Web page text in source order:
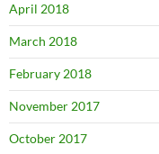
April 2018
March 2018
February 2018
November 2017
October 2017